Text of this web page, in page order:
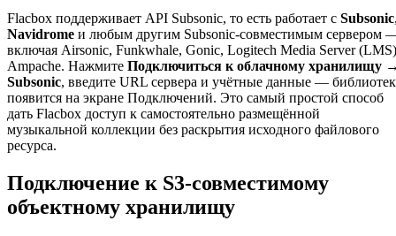
Flacbox поддерживает API Subsonic, то есть работает с Subsonic
Navidrome и любым другим Subsonic-совместимым сервером
включая Airsonic, Funkwhale, Gonic, Logitech Media Server
Ampache. Нажмите Подключиться к облачному хранилищу
Subsonic, введите URL сервера и учётные данные —
появится на экране Подключений. Это самый простой способ
дать Flacbox доступ к самостоятельно размещённой
музыкальной коллекции без раскрытия исходного файлового
ресурса.
Подключение к S3-совместимому
объектному хранилищу